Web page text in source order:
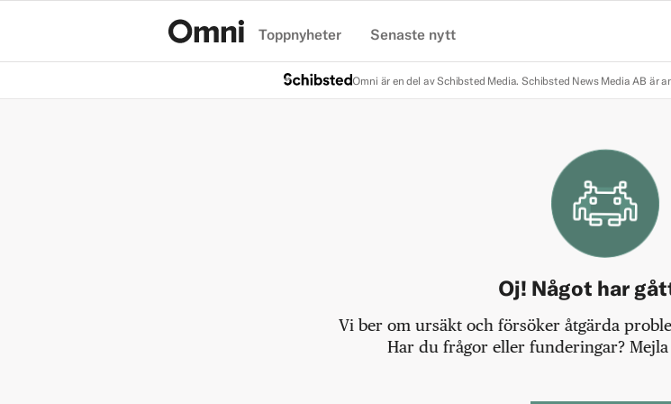
Toppnyheter Senaste nytt
Omni är en del av Schibsted Media. Schibsted News Media AB är
Oj! Något har
Vi ber om ursäkt och försöker åtgärda
Har du frågor eller funderingar? Mejla